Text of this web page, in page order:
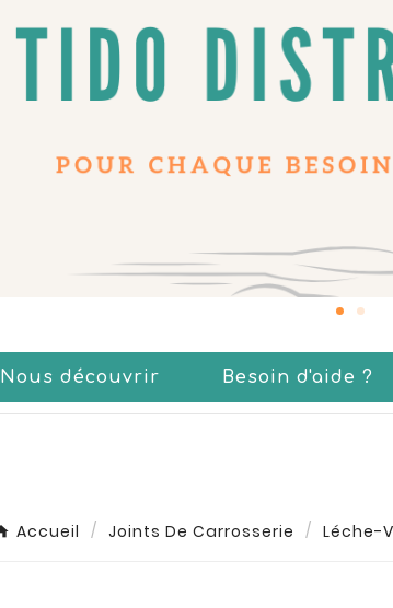
Nous découvrir Besoin d'aide ?
Accueil Joints De Carrosserie Léche-